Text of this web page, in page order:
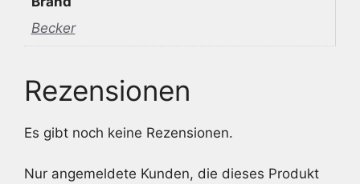
Becker
Rezensionen
Es gibt noch keine Rezensionen.
Nur angemeldete Kunden, die dieses Produkt